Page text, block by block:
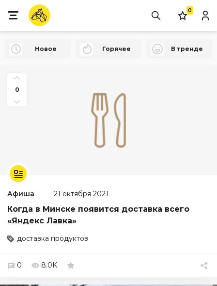
0
Новое Горячее В тренде
0
Афиша 21 октября 2021
Когда в Минске появится доставка всего
«Яндекс Лавка»
доставка продуктов
0 8.0K